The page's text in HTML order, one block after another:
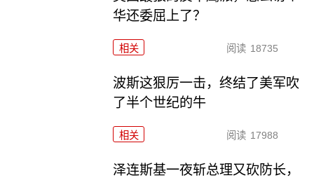
华还委屈上了？
相关 阅读 18735
波斯这狠厉一击，终结了美军吹
了半个世纪的牛
相关 阅读 17988
泽连斯基一夜斩总理又砍防长，